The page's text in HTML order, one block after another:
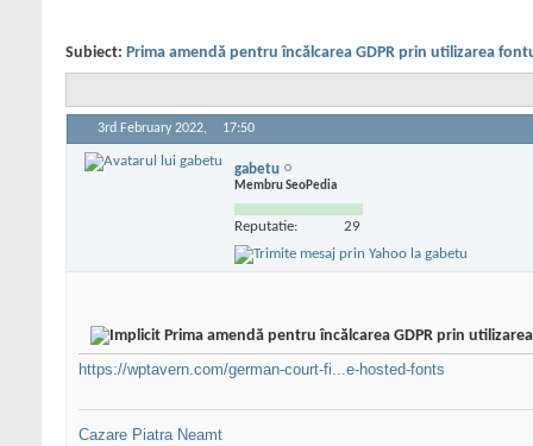
Subiect: Prima amendă pentru încălcarea GDPR prin utilizarea
3rd February 2022, 17:50
gabetu
Membru SeoPedia
Reputatie: 29
Prima amendă pentru încălcarea GDPR prin
https://wptavern.com/german-court-fi...e-hosted-fonts
Cazare Piatra Neamt